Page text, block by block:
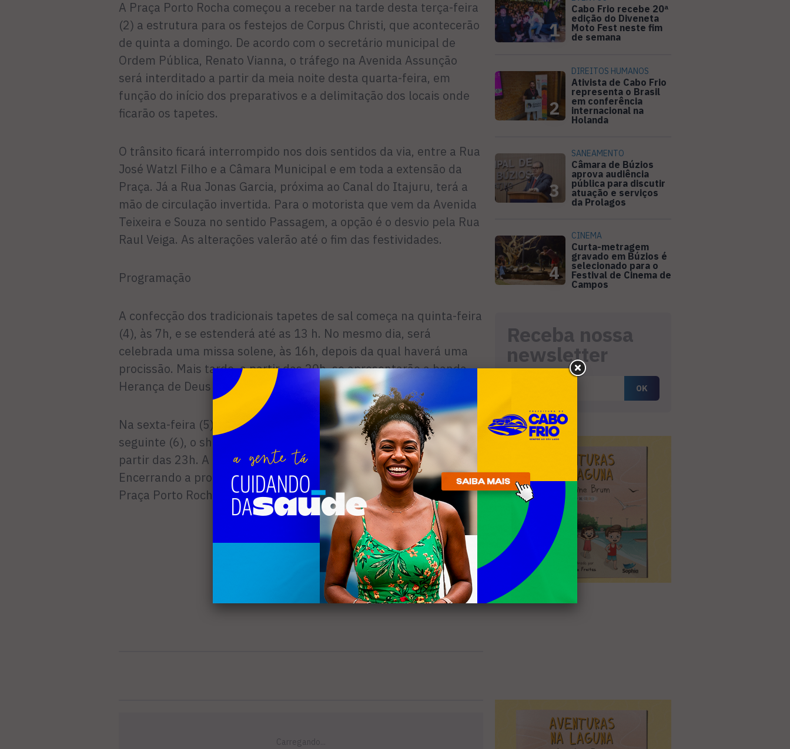
A Praça Porto Rocha começou a receber na tarde desta terça-feira
(2) a estrutura para os festejos de Corpus Christi, que acontecerão
de quinta a domingo. De acordo com o secretário municipal de
Ordem Pública, Renato Vianna, o tráfego na Avenida Assunção
será interditado a partir da meia noite desta quarta-feira, em
função do início dos preparativos e a delimitação dos locais onde
ficarão os tapetes.
O trânsito ficará interrompido nos dois sentidos da via, entre a Rua
José Watzl Filho e a Câmara Municipal e em toda a extensão da
Praça. Já a Rua Jonas Garcia, próxima ao Canal do Itajuru, terá a
mão de circulação invertida. Para o motorista que vem da Avenida
Teixeira e Souza no sentido Passagem, a opção é o desvio pela Rua
Raul Veiga. As alterações valerão até o fim das festividades.
Programação
A confecção dos tradicionais tapetes de sal começa na quinta-feira
(4), às 7h, e se estenderá até as 13 h. No mesmo dia, será
celebrada uma missa solene, às 16h, depois da qual haverá uma
procissão. Mais tarde, a partir das 20h, se apresentarão a banda
Herança de Deus e, depois, às 22h, a cantora Aline Brasil.
Na sexta-feira (5), a atração será a banda Dr. Law, às 22h. No dia
seguinte (6), o show ficará por conta do cantor Jorge Vercilo, a
partir das 23h. A abertura será de Allan Alves e banda, às 21h.
Encerrando a programação, no domingo, acontecerá um almoço na
Praça Porto Rocha, com show de Jero e Jamanta, às 13h.
1
Cabo Frio recebe 20ª
edição do Diveneta
Moto Fest neste fim
de semana
2
DIREITOS HUMANOS
Ativista de Cabo Frio
representa o Brasil
em conferência
internacional na
Holanda
3
SANEAMENTO
Câmara de Búzios
aprova audiência
pública para discutir
atuação e serviços
da Prolagos
4
CINEMA
Curta-metragem
gravado em Búzios é
selecionado para o
Festival de Cinema de
Campos
Receba nossa
newsletter